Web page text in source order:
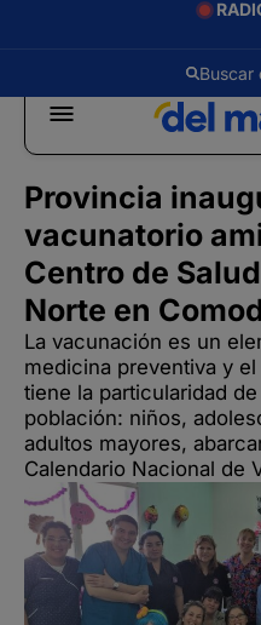
Provincia
vacunatorio
Centro de
Norte en
La vacunación es un
medicina preventiva y
tiene la particularidad
población: niños,
adultos mayores,
Calendario Nacional de